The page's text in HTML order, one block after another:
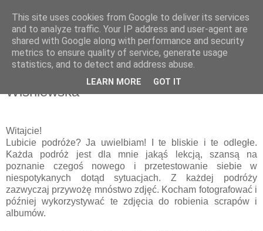
piątek, 16 września 2016
Notes podróżnika - część I / Ania
Wiśniewska
Witajcie!
Lubicie podróże? Ja uwielbiam! I te bliskie i te odległe.
Każda podróż jest dla mnie jakąś lekcją, szansą na
poznanie czegoś nowego i przetestowanie siebie w
niespotykanych dotąd sytuacjach. Z każdej podróży
zazwyczaj przywożę mnóstwo zdjęć. Kocham fotografować i
później wykorzystywać te zdjęcia do robienia scrapów i
albumów.
This site uses cookies from Google to deliver its services
and to analyze traffic. Your IP address and user-agent are
shared with Google along with performance and security
metrics to ensure quality of service, generate usage
statistics, and to detect and address abuse.
LEARN MORE GOT IT